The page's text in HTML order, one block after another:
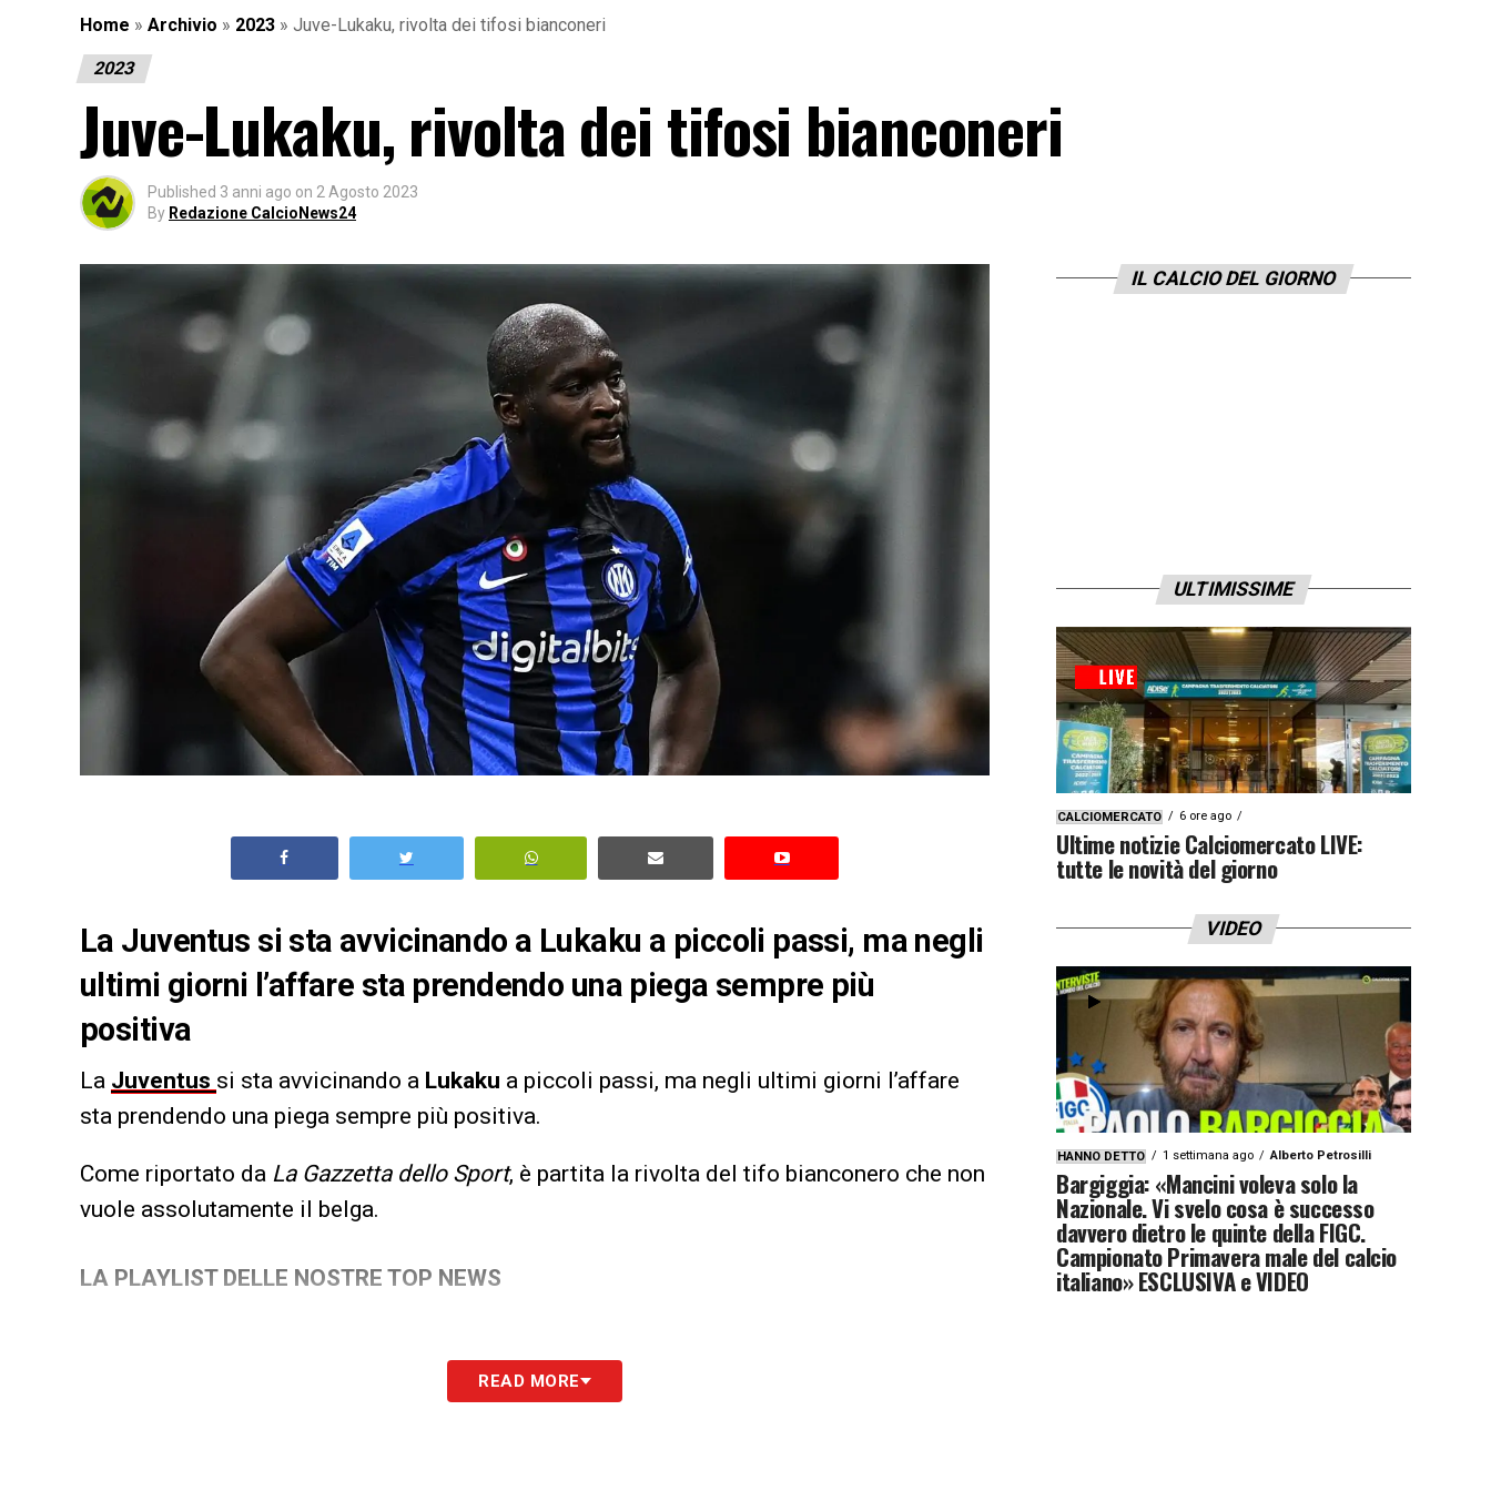
Home » Archivio » 2023 » Juve-Lukaku, rivolta dei tifosi bianconeri
2023
Juve-Lukaku, rivolta dei tifosi bianconeri
Published 3 anni ago on 2 Agosto 2023
By Redazione CalcioNews24
La Juventus si sta avvicinando a Lukaku a piccoli passi, ma negli
ultimi giorni l’affare sta prendendo una piega sempre più
positiva
La Juventus si sta avvicinando a Lukaku a piccoli passi, ma negli ultimi giorni l’affare
sta prendendo una piega sempre più positiva.
Come riportato da La Gazzetta dello Sport, è partita la rivolta del tifo bianconero che non
vuole assolutamente il belga.
LA PLAYLIST DELLE NOSTRE TOP NEWS
READ MORE
IL CALCIO DEL GIORNO
ULTIMISSIME
CALCIOMERCATO 6 ore ago
Ultime notizie Calciomercato LIVE:
tutte le novità del giorno
VIDEO
HANNO DETTO 1 settimana ago Alberto Petrosilli
Bargiggia: «Mancini voleva solo la
Nazionale. Vi svelo cosa è successo
davvero dietro le quinte della FIGC.
Campionato Primavera male del calcio
italiano» ESCLUSIVA e VIDEO